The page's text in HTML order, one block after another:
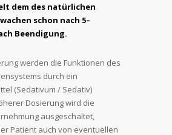
dem des natürlichen
schon nach 5–
Beendigung.
werden die Funktionen des
durch ein
(Sedativum / Sedativ)
Dosierung wird die
ausgeschaltet,
Patient auch von eventuellen